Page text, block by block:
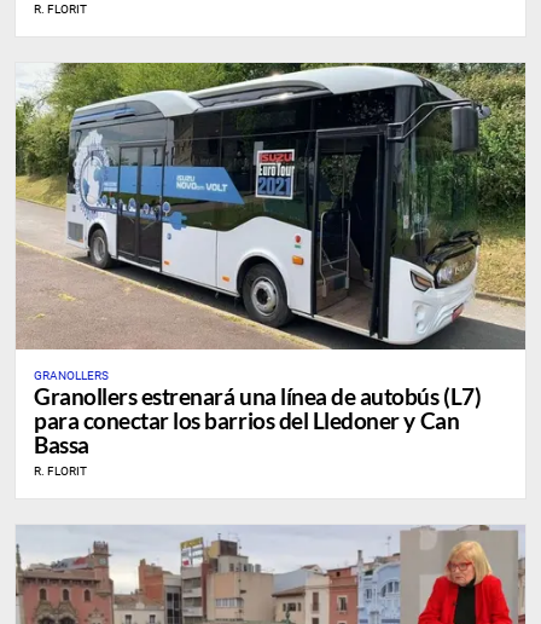
R. FLORIT
GRANOLLERS
Granollers estrenará una línea de autobús (L7)
para conectar los barrios del Lledoner y Can
Bassa
R. FLORIT